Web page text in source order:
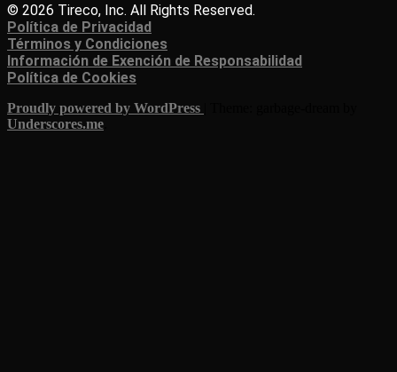
© 2026 Tireco, Inc. All Rights Reserved.
Política de Privacidad
Términos y Condiciones
Información de Exención de Responsabilidad
Política de Cookies
Proudly powered by WordPress
Underscores.me